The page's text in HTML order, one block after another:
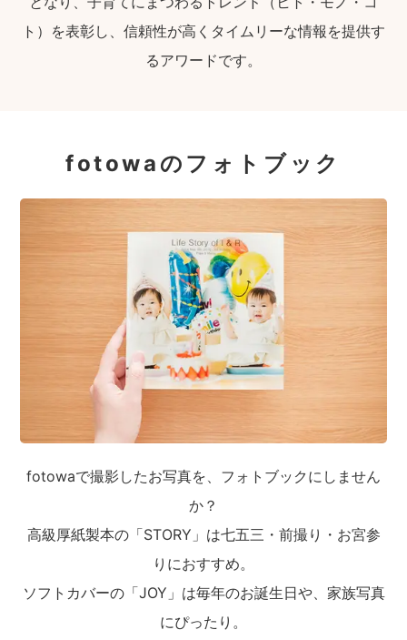
ト）を表彰し、信頼性が高くタイムリーな情報を提供す
るアワードです。
fotowaのフォトブック
fotowaで撮影したお写真を、フォトブックにしません
か？
高級厚紙製本の「STORY」は七五三・前撮り・お宮参
りにおすすめ。
ソフトカバーの「JOY」は毎年のお誕生日や、家族写真
にぴったり。